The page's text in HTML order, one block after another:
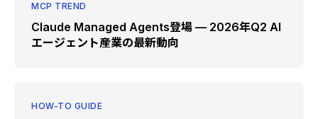
MCP TREND
Claude Managed Agents登場 — 2026年Q2 AI
エージェント産業の最新動向
HOW-TO GUIDE